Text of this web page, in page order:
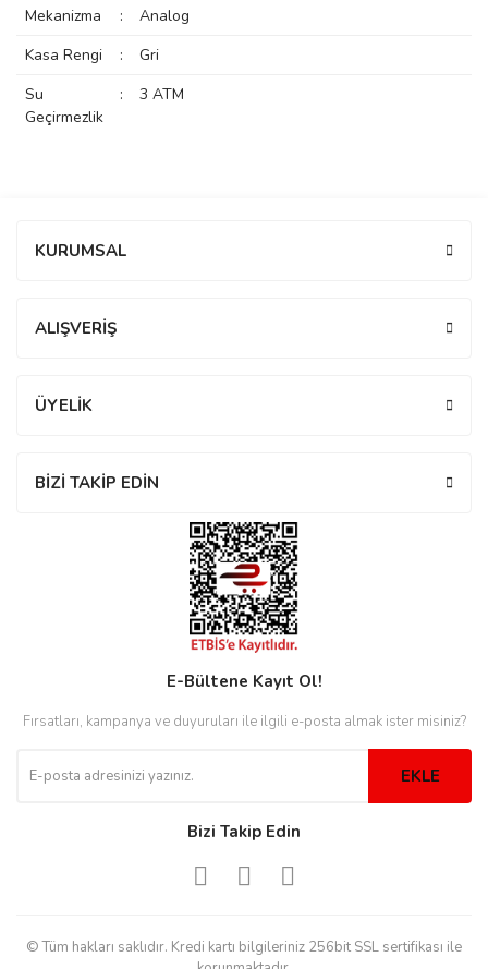
Mekanizma :
Analog
Kasa Rengi
:
Gri
Su
Geçirmezlik
: 3 ATM
KURUMSAL
ALIŞVERİŞ
ÜYELİK
BİZİ TAKİP EDİN
E-Bültene Kayıt Ol!
Fırsatları, kampanya ve duyuruları ile ilgili e-posta almak ister misiniz?
EKLE
Bizi Takip Edin
© Tüm hakları saklıdır. Kredi kartı bilgileriniz 256bit SSL sertifikası ile